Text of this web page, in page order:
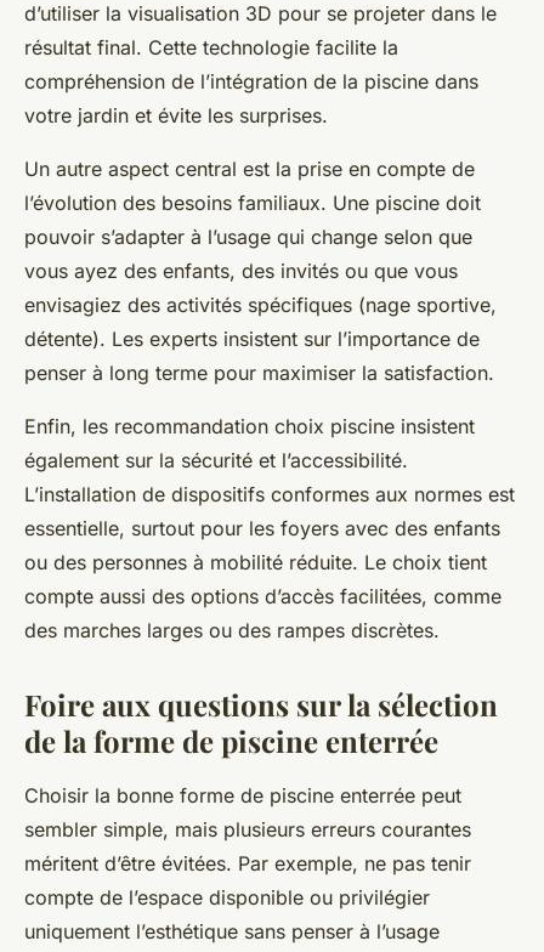
d’utiliser la visualisation 3D pour se projeter dans le
résultat final. Cette technologie facilite la
compréhension de l’intégration de la piscine dans
votre jardin et évite les surprises.
Un autre aspect central est la prise en compte de
l’évolution des besoins familiaux. Une piscine doit
pouvoir s’adapter à l’usage qui change selon que
vous ayez des enfants, des invités ou que vous
envisagiez des activités spécifiques (nage sportive,
détente). Les experts insistent sur l’importance de
penser à long terme pour maximiser la satisfaction.
Enfin, les recommandation choix piscine insistent
également sur la sécurité et l’accessibilité.
L’installation de dispositifs conformes aux normes est
essentielle, surtout pour les foyers avec des enfants
ou des personnes à mobilité réduite. Le choix tient
compte aussi des options d’accès facilitées, comme
des marches larges ou des rampes discrètes.
Foire aux questions sur la sélection
de la forme de piscine enterrée
Choisir la bonne forme de piscine enterrée peut
sembler simple, mais plusieurs erreurs courantes
méritent d’être évitées. Par exemple, ne pas tenir
compte de l’espace disponible ou privilégier
uniquement l’esthétique sans penser à l’usage